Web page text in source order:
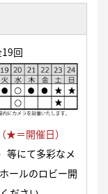
回
★＝開催日）
等にて多彩なメ
ールのロビー開